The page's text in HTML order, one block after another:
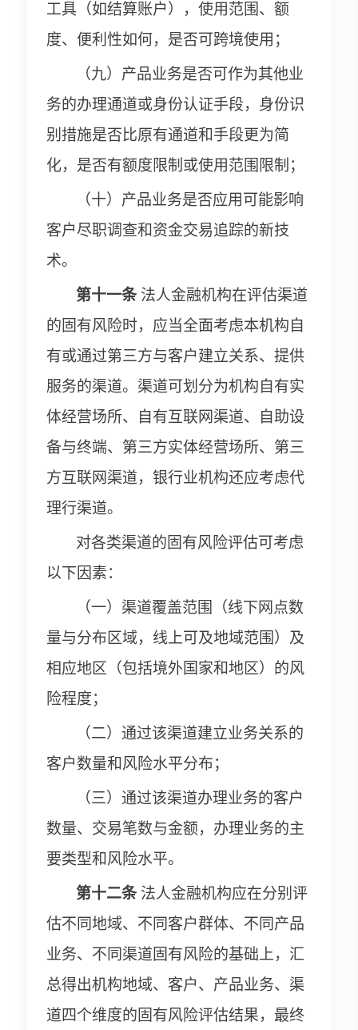
工具（如结算账户），使用范围、额
度、便利性如何，是否可跨境使用；
（九）产品业务是否可作为其他业
务的办理通道或身份认证手段，身份识
别措施是否比原有通道和手段更为简
化，是否有额度限制或使用范围限制；
（十）产品业务是否应用可能影响
客户尽职调查和资金交易追踪的新技
术。
第十一条 法人金融机构在评估渠道
的固有风险时，应当全面考虑本机构自
有或通过第三方与客户建立关系、提供
服务的渠道。渠道可划分为机构自有实
体经营场所、自有互联网渠道、自助设
备与终端、第三方实体经营场所、第三
方互联网渠道，银行业机构还应考虑代
理行渠道。
对各类渠道的固有风险评估可考虑
以下因素：
（一）渠道覆盖范围（线下网点数
量与分布区域，线上可及地域范围）及
相应地区（包括境外国家和地区）的风
险程度；
（二）通过该渠道建立业务关系的
客户数量和风险水平分布；
（三）通过该渠道办理业务的客户
数量、交易笔数与金额，办理业务的主
要类型和风险水平。
第十二条 法人金融机构应在分别评
估不同地域、不同客户群体、不同产品
业务、不同渠道固有风险的基础上，汇
总得出机构地域、客户、产品业务、渠
道四个维度的固有风险评估结果，最终